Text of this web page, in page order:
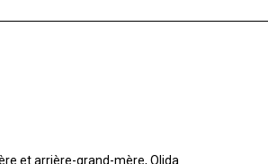
et arrière-grand-mère, Olida